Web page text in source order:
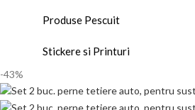
Produse Pescuit
Stickere si Printuri
-43%